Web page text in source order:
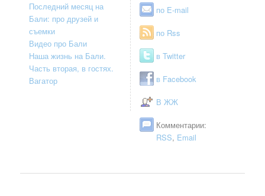
Последний месяц на
Бали: про друзей и
съемки
Видео про Бали
Наша жизнь на Бали.
Часть вторая, в гостях.
Вагатор
по E-mail
по Rss
в Twitter
в Facebook
В ЖЖ
Комментарии:
RSS, Email